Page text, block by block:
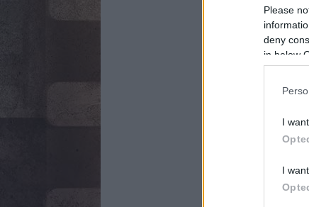
Please
deny
in below
I
I